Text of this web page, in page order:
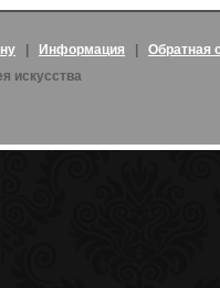
Информация
Обратная
искусства